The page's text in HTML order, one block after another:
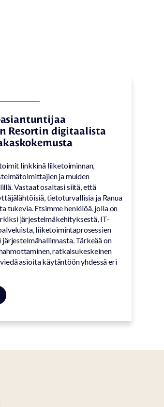
asiantuntijaa
Resortin digitaalista
linkkinä liiketoiminnan,
ja muiden
Vastaat osaltasi siitä, että
tietoturvallisia ja Ranua
tukevia. Etsimme henkilöä, jolla on
järjestelmäkehityksestä, IT-
liiketoimintaprosessien
Tärkeää on
ratkaisukeskeinen
asioita käytäntöön yhdessä eri